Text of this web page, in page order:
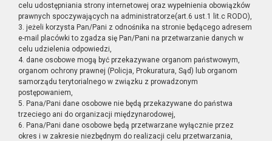
celu udostępniania strony internetowej oraz wypełnienia obowiązków
prawnych spoczywających na administratorze(art.6 ust.1 lit.c RODO),
3. jeżeli korzysta Pan/Pani z odnośnika na stronie będącego adresem
e-mail placówki to zgadza się Pan/Pani na przetwarzanie danych w
celu udzielenia odpowiedzi,
4. dane osobowe mogą być przekazywane organom państwowym,
organom ochrony prawnej (Policja, Prokuratura, Sąd) lub organom
samorządu terytorialnego w związku z prowadzonym
postępowaniem,
5. Pana/Pani dane osobowe nie będą przekazywane do państwa
trzeciego ani do organizacji międzynarodowej,
6. Pana/Pani dane osobowe będą przetwarzane wyłącznie przez
okres i w zakresie niezbędnym do realizacji celu przetwarzania,